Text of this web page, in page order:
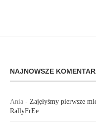
NAJNOWSZE
Ania - Zajęłyśmy pierwsze
RallyFrEe